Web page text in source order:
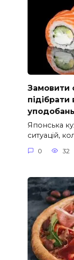
Замовити
підібрати
уподобань
Японська
ситуацій,
0 32